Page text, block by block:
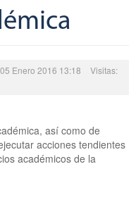
Enero 2016 13:18
Visitas:
así como de
acciones tendientes
académicos de la